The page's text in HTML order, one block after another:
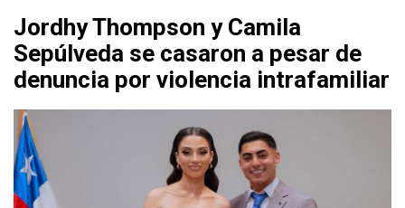
Jordhy Thompson y Camila
Sepúlveda se casaron a pesar de
denuncia por violencia intrafamiliar